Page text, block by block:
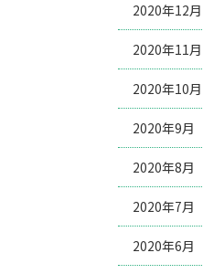
2020年12月
2020年11月
2020年10月
2020年9月
2020年8月
2020年7月
2020年6月